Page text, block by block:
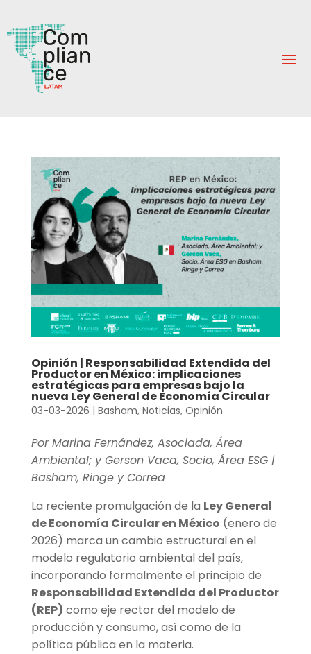
Opinión | Responsabilidad Extendida del
Productor en México: implicaciones
estratégicas para empresas bajo la
nueva Ley General de Economía Circular
03-03-2026 | Basham, Noticias, Opinión
Por Marina Fernández, Asociada, Área
Ambiental; y Gerson Vaca, Socio, Área ESG |
Basham, Ringe y Correa
La reciente promulgación de la Ley General
de Economía Circular en México (enero de
2026) marca un cambio estructural en el
modelo regulatorio ambiental del país,
incorporando formalmente el principio de
Responsabilidad Extendida del Productor
(REP) como eje rector del modelo de
producción y consumo, así como de la
política pública en la materia.